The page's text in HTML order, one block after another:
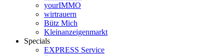
yourIMMO
wirtrauern
Bütz Mich
Kleinanzeigenmarkt
Specials
EXPRESS Service